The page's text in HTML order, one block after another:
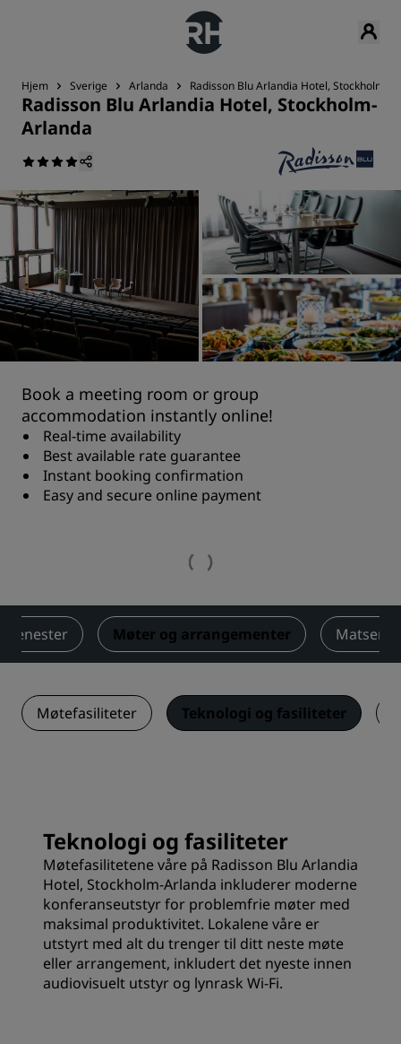
Hjem Sverige Arlanda Radisson Blu Arlandia Hotel, Stockholm-
Radisson Blu Arlandia Hotel, Stockholm-
Arlanda
Book a meeting room or group
accommodation instantly online!
Real-time availability
Best available rate guarantee
Instant booking confirmation
Easy and secure online payment
Tjenester Møter og arrangementer
Møtefasiliteter Teknologi og fasiliteter
Teknologi og fasiliteter
Møtefasilitetene våre på Radisson Blu Arlandia
Hotel, Stockholm-Arlanda inkluderer moderne
konferanseutstyr for problemfrie møter med
maksimal produktivitet. Lokalene våre er
utstyrt med alt du trenger til ditt neste møte
eller arrangement, inkludert det nyeste innen
audiovisuelt utstyr og lynrask Wi-Fi.